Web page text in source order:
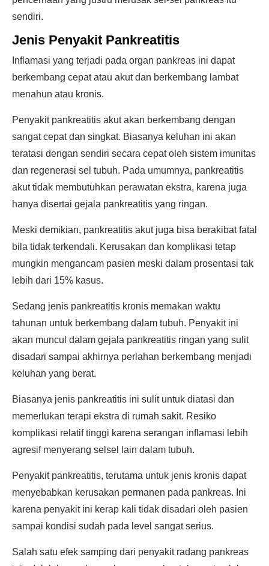
sendiri.
Jenis Penyakit Pankreatitis
Inflamasi yang terjadi pada organ pankreas ini dapat
berkembang cepat atau akut dan berkembang lambat
menahun atau kronis.
Penyakit pankreatitis akut akan berkembang dengan
sangat cepat dan singkat. Biasanya keluhan ini akan
teratasi dengan sendiri secara cepat oleh sistem imunitas
dan regenerasi sel tubuh. Pada umumnya, pankreatitis
akut tidak membutuhkan perawatan ekstra, karena juga
hanya disertai gejala pankreatitis yang ringan.
Meski demikian, pankreatitis akut juga bisa berakibat fatal
bila tidak terkendali. Kerusakan dan komplikasi tetap
mungkin mengancam pasien meski dalam prosentasi tak
lebih dari 15% kasus.
Sedang jenis pankreatitis kronis memakan waktu
tahunan untuk berkembang dalam tubuh. Penyakit ini
akan muncul dalam gejala pankreatitis ringan yang sulit
disadari sampai akhirnya perlahan berkembang menjadi
keluhan yang berat.
Biasanya jenis pankreatitis ini sulit untuk diatasi dan
memerlukan terapi ekstra di rumah sakit. Resiko
komplikasi relatif tinggi karena serangan inflamasi lebih
agresif menyerang selsel lain dalam tubuh.
Penyakit pankreatitis, terutama untuk jenis kronis dapat
menyebabkan kerusakan permanen pada pankreas. Ini
karena penyakit ini kerap kali tidak disadari oleh pasien
sampai kondisi sudah pada level sangat serius.
Salah satu efek samping dari penyakit radang pankreas